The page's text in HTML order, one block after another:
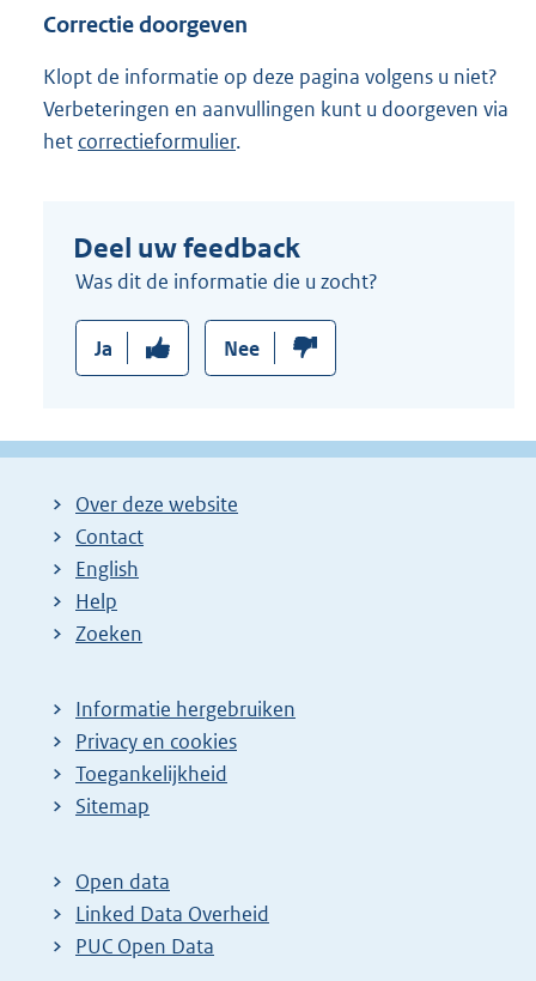
Correctie doorgeven
Klopt de informatie op deze pagina volgens u niet?
Verbeteringen en aanvullingen kunt u doorgeven via
het correctieformulier.
Deel uw feedback
Was dit de informatie die u zocht?
Ja Nee
Over deze website
Contact
English
Help
Zoeken
Informatie hergebruiken
Privacy en cookies
Toegankelijkheid
Sitemap
Open data
Linked Data Overheid
PUC Open Data